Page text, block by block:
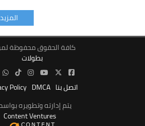
كافة الحقوق محفوظة
بطولات
اتصل بنا DMCA
Policy
يتم إدارته وتطويره
Content Ventures